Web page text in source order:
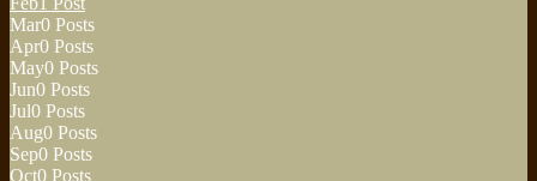
Mar0 Posts
Apr0 Posts
May0 Posts
Jun0 Posts
Jul0 Posts
Aug0 Posts
Sep0 Posts
Oct0 Posts